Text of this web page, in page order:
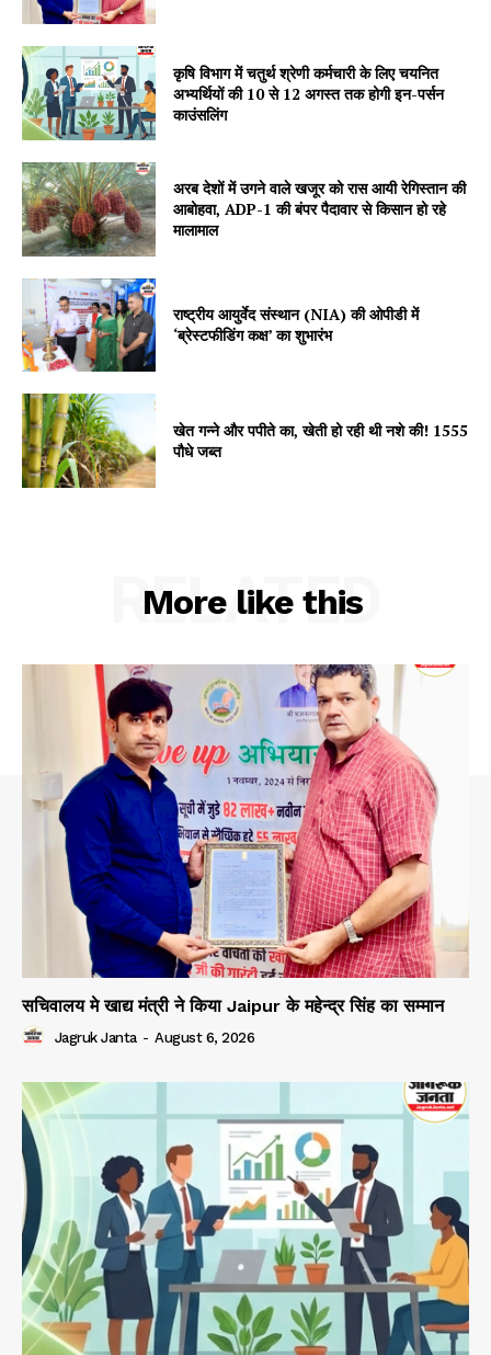
Company
About
Contact us
Subscription Plans
My account
कृषि विभाग में चतुर्थ श्रेणी कर्मचारी के लिए चयनित
अभ्यर्थियों की 10 से 12 अगस्त तक होगी इन-पर्सन
काउंसलिंग
अरब देशों में उगने वाले खजूर को रास आयी रेगिस्तान की
आबोहवा, ADP-1 की बंपर पैदावार से किसान हो रहे
मालामाल
राष्ट्रीय आयुर्वेद संस्थान (NIA) की ओपीडी में
‘ब्रेस्टफीडिंग कक्ष’ का शुभारंभ
खेत गन्ने और पपीते का, खेती हो रही थी नशे की! 1555
पौधे जब्त
More like this
RELATED
सचिवालय मे खाद्य मंत्री ने किया Jaipur के महेन्द्र सिंह का सम्मान
Jagruk Janta - August 6, 2026